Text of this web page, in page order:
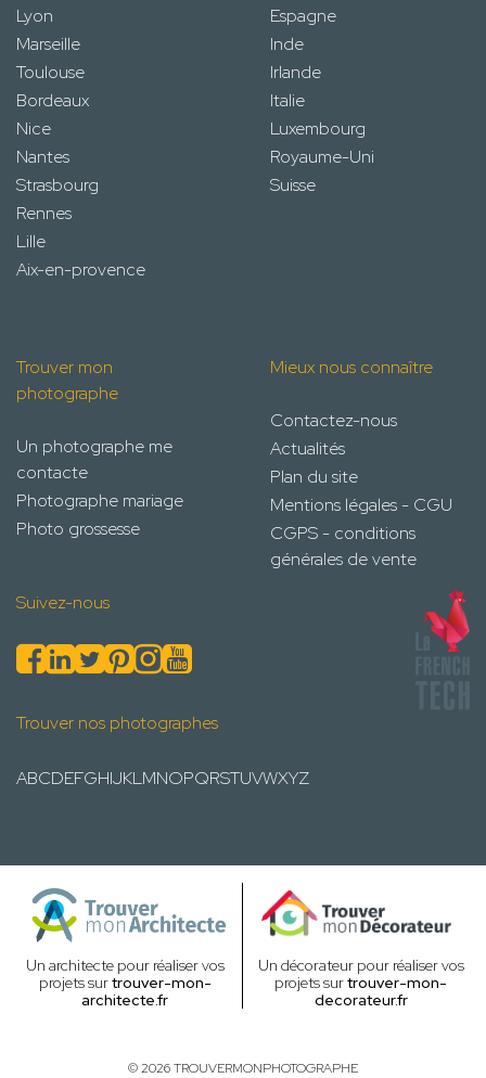
Lyon
Marseille
Toulouse
Bordeaux
Nice
Nantes
Strasbourg
Rennes
Lille
Aix-en-provence
Espagne
Inde
Irlande
Italie
Luxembourg
Royaume-Uni
Suisse
Trouver mon
photographe
Un photographe me
contacte
Photographe mariage
Photo grossesse
Mieux nous connaître
Contactez-nous
Actualités
Plan du site
Mentions légales - CGU
CGPS - conditions
générales de vente
Suivez-nous
Trouver nos photographes
ABCDEFGHIJKLMNOPQRSTUVWXYZ
Un architecte pour réaliser vos
projets surtrouver-mon-
architecte.fr
Un décorateur pour réaliser vos
projets surtrouver-mon-
decorateur.fr
© 2026 TROUVERMONPHOTOGRAPHE